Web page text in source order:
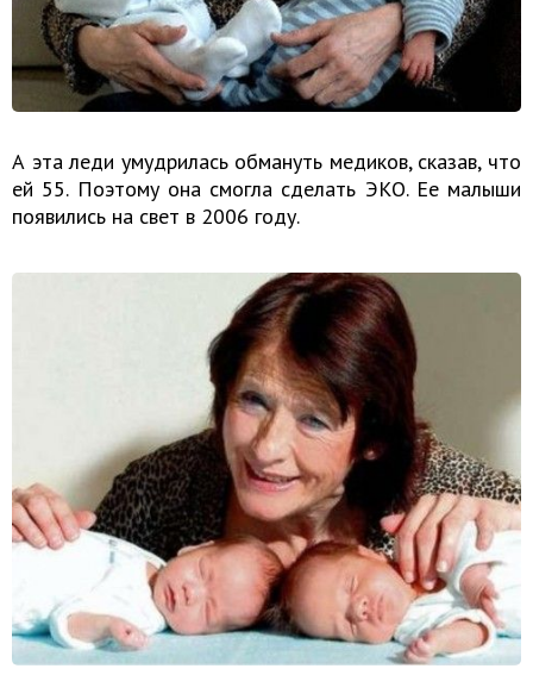
А эта леди умудрилась обмануть медиков, сказав, что
ей 55. Поэтому она смогла сделать ЭКО. Ее малыши
появились на свет в 2006 году.